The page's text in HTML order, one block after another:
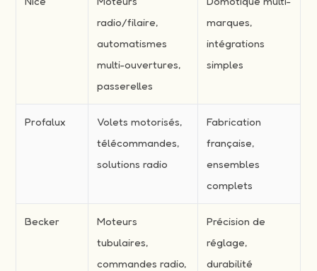
radio/filaire,
automatismes
multi-ouvertures,
passerelles
marques,
intégrations
simples
Profalux
Volets motorisés,
télécommandes,
solutions radio
Fabrication
française,
ensembles
complets
Becker
Moteurs
tubulaires,
commandes radio,
Précision de
réglage,
durabilité